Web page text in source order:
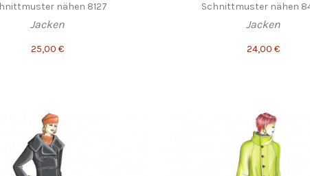
nähen 8127
Jacken
25,00 €
Schnittmuster nähen
Jacken
24,00 €